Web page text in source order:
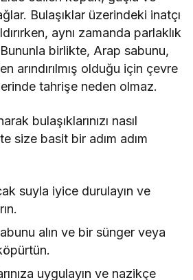
Bulaşıklar üzerindeki inatçı
aynı zamanda parlaklık
Bununla birlikte, Arap sabunu,
arındırılmış olduğu için çevre
tahrişe neden olmaz.
bulaşıklarınızı nasıl
size basit bir adım adım
suyla iyice durulayın ve
alın ve bir sünger veya
uygulayın ve nazikçe